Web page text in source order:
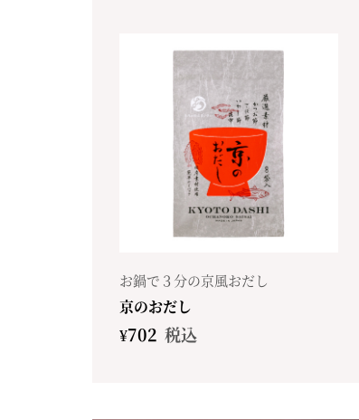
お鍋で３分の京風おだし
京のおだし
¥702 税込